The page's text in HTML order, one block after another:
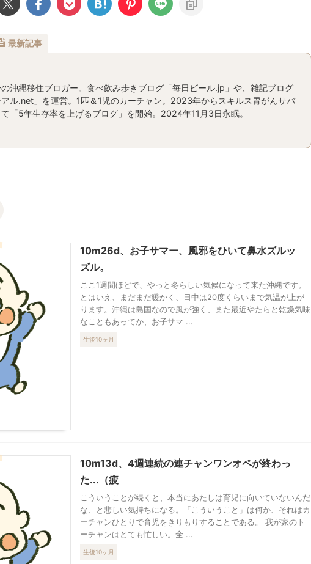
最新記事
沖縄移住ブロガー。食べ飲み歩きブログ「毎日ビール.jp」や、雑記ブログ
アル.net」を運営。1匹＆1児のカーチャン。2023年からスキルス胃がんサバ
「5年生存率を上げるブログ」を開始。2024年11月3日永眠。
10m26d、お子サマー、風邪をひいて鼻水ズルッ
ズル。
ここ1週間ほどで、やっと冬らしい気候になって来た沖縄です。
とはいえ、まだまだ暖かく、日中は20度くらいまで気温が上が
ります。沖縄は島国なので風が強く、また最近やたらと乾燥気味
なこともあってか、お子サマ ...
生後10ヶ月
10m13d、4週連続の連チャンワンオペが終わっ
た...（疲
こういうことが続くと、本当にあたしは育児に向いていないんだ
な、と悲しい気持ちになる。「こういうこと」は何か、それはカ
ーチャンひとりで育児をきりもりすることである。 我が家のト
ーチャンはとても忙しい。全 ...
生後10ヶ月